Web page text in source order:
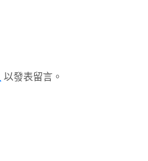
以發表留言。